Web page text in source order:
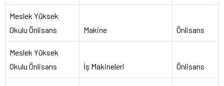
Meslek Yüksek
Okulu Önlisans
Makine Önlisans
Meslek Yüksek
Okulu Önlisans
İş Makineleri Önlisans